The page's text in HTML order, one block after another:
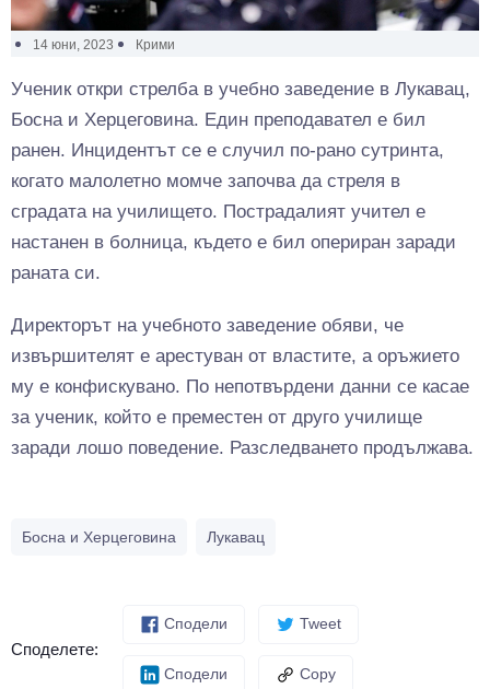
14 юни, 2023 Крими
Ученик откри стрелба в учебно заведение в Лукавац,
Босна и Херцеговина. Един преподавател е бил
ранен. Инцидентът се е случил по-рано сутринта,
когато малолетно момче започва да стреля в
сградата на училището. Пострадалият учител е
настанен в болница, където е бил опериран заради
раната си.
Директорът на учебното заведение обяви, че
извършителят е арестуван от властите, а оръжието
му е конфискувано. По непотвърдени данни се касае
за ученик, който е преместен от друго училище
заради лошо поведение. Разследването продължава.
Босна и Херцеговина Лукавац
Споделете:
Сподели Tweet
Сподели Copy